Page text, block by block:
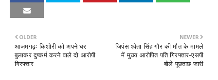
NEWER
जिपंस श्वेता सिंह गौर की मौत के मामले
में मुख्य आरोपित पति गिरफ्तार-एसपी
बोले पूछताछ जारी
OLDER
आजमगढ़ः किशोरी को अपने घर
बुलाकर दुष्कर्म करने वाले दो आरोपी
गिरफ्तार